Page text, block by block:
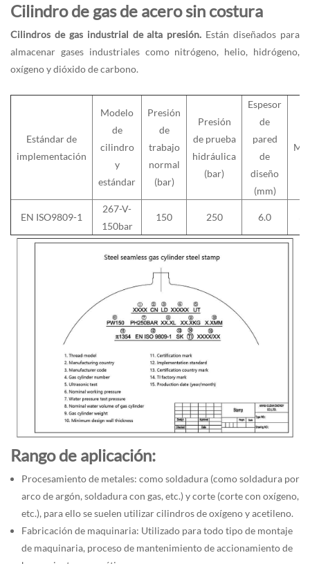
Cilindro de gas de acero sin costura
Cilindros de gas industrial de alta presión. Están diseñados para
almacenar gases industriales como nitrógeno, helio, hidrógeno,
oxígeno y dióxido de carbono.
Estándar de
implementación
Modelo
de
cilindro
y
estándar
Presión
de
trabajo
normal
(bar)
Presión
de prueba
hidráulica
(bar)
Espesor
de
pared
de
diseño
(mm)
EN ISO9809-1
267-V-
150bar
150 250 6.0
Rango de aplicación:
Procesamiento de metales: como soldadura (como soldadura por
arco de argón, soldadura con gas, etc.) y corte (corte con oxígeno,
etc.), para ello se suelen utilizar cilindros de oxígeno y acetileno.
Fabricación de maquinaria: Utilizado para todo tipo de montaje
de maquinaria, proceso de mantenimiento de accionamiento de